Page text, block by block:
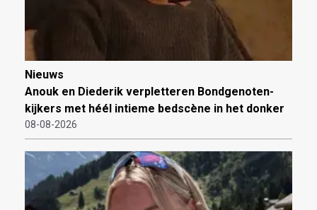
Nieuws
Anouk en Diederik verpletteren Bondgenoten-
kijkers met héél intieme bedscène in het donker
08-08-2026